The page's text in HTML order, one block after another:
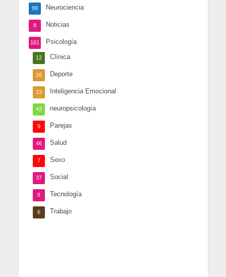
Neurociencia
99
Noticias
8
Psicología
161
Clínica
12
Deporte
16
Inteligencia Emocional
13
neuropsicología
43
Parejas
9
Salud
46
Sexo
7
Social
37
Tecnología
8
Trabajo
6